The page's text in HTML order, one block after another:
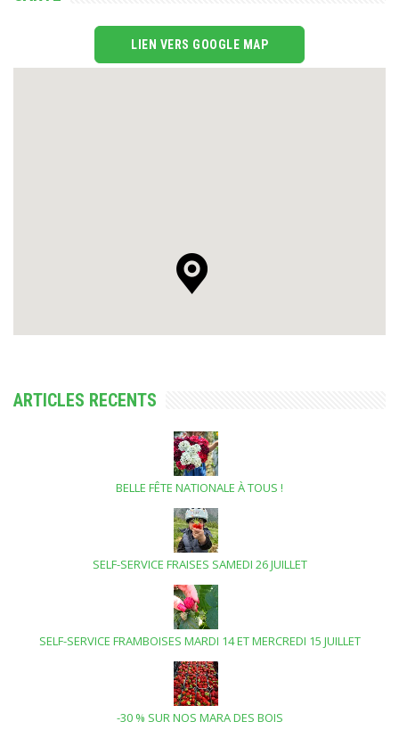
LIEN VERS GOOGLE MAP
ARTICLES RECENTS
BELLE FÊTE NATIONALE À TOUS !
SELF-SERVICE FRAISES SAMEDI 26 JUILLET
SELF-SERVICE FRAMBOISES MARDI 14 ET MERCREDI 15 JUILLET
-30 % SUR NOS MARA DES BOIS